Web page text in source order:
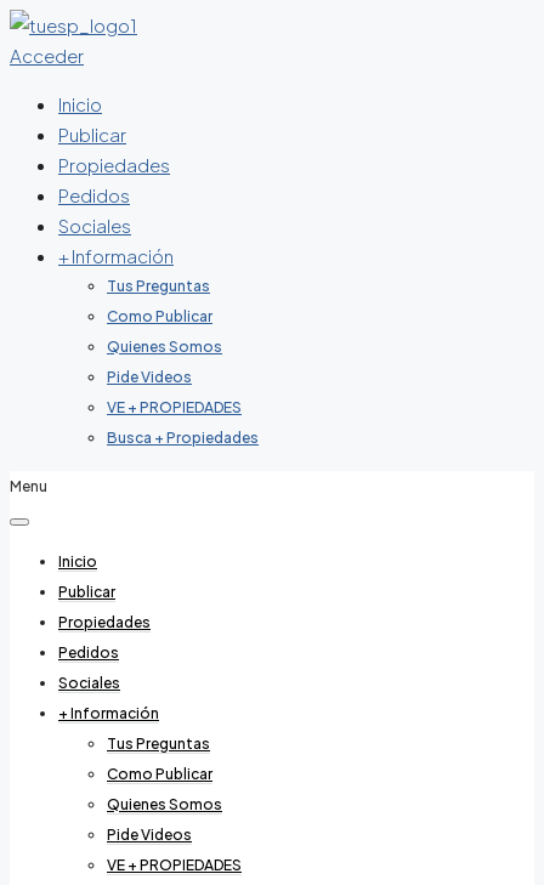
Acceder
Inicio
Publicar
Propiedades
Pedidos
Sociales
+ Información
Tus Preguntas
Como Publicar
Quienes Somos
Pide Videos
VE + PROPIEDADES
Busca + Propiedades
Menu
Inicio
Publicar
Propiedades
Pedidos
Sociales
+ Información
Tus Preguntas
Como Publicar
Quienes Somos
Pide Videos
VE + PROPIEDADES